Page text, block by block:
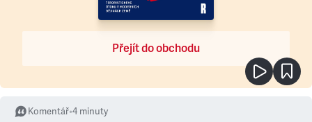
Přejít do obchodu
Komentář•4 minuty